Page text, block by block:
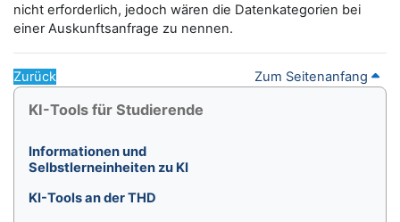
nicht erforderlich, jedoch wären die Datenkategorien bei
einer Auskunftsanfrage zu nennen.
Zurück Zum Seitenanfang
Blöcke
KI-Tools für Studierende überspringen
KI-Tools für Studierende
Informationen und
Selbstlerneinheiten zu KI
KI-Tools an der THD